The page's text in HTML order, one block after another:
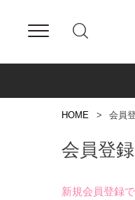
HOME 会員
会員登録
新規会員登録